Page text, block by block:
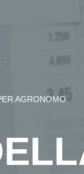
AGRONOMO